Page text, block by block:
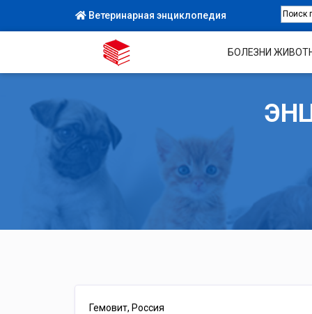
Ветеринарная энциклопедия
БОЛЕЗНИ
Гемовит, Россия